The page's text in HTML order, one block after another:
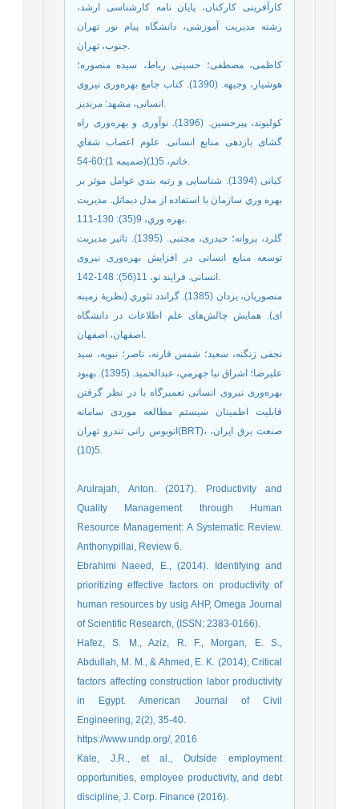
کارآفرینی کارکنان، پایان نامه کارشناسی ارشد،
رشته مدیریت آموزشی، دانشگاه پیام نور تهران
جنوب، تهران.
کاظمی، مصطفی؛ حسینی رباط، سیده منصوره؛
هوشیار، وجیهه. (1390). کتاب جامع بهره‌‌وری نیروی
انسانی، مشهد: مرندیز.
کولیوند، پیرحسین. (1396). نوآوری و بهره‌وری راه
گشای بازدهی منابع انسانی. علوم اعصاب شفاي
خاتم، 5(1)(ضميمه 1):60-54.
کیانی (1394). شناسایی و رتبه بندي عوامل موثر بر
بهره وري سازمان با استفاده از مدل دیماتل. مدیریت
بهره وري، 9(35): 130-111.
گلرد، پروانه؛ حیدری، مجتبی. (1395). تاثیر مدیریت
توسعه منابع انسانی در افزایش بهره‌وری نیروی
انسانی. فرایند نو، 11(56): 148-142.
منصوریان، یزدان (1385). گراندد تئوري (نظريۀ زمینه
ای). همایش چالش‌‌های علم اطلاعات در دانشگاه
اصفهان، اصفهان.
نجفی زنگنه، سعيد؛ شمس قارنه، ناصر؛ نبويه، سيد
عليرضا؛ اشراق نيا جهرمي، عبدالحميد. (1395). بهبود
بهره‌‌وری نیروی انسانی تعمیرگاه با در نظر گرفتن
قابلیت اطمینان سیستم مطالعه موردی سامانه
اتوبوس رانی تندرو تهران(BRT)، صنعت برق ايران،
5(10).
Arulrajah, Anton. (2017). Productivity and
Quality Management through Human
Resource Management: A Systematic Review.
Anthonypillai, Review 6.
Ebrahimi Naeed, E., (2014). Identifying and
prioritizing effective factors on productivity of
human resources by usig AHP, Omega Journal
of Scientific Research, (ISSN: 2383-0166).
Hafez, S. M., Aziz, R. F., Morgan, E. S.,
Abdullah, M. M., & Ahmed, E. K. (2014), Critical
factors affecting construction labor productivity
in Egypt. American Journal of Civil
Engineering, 2(2), 35-40.
https://www.undp.org/, 2016
Kale, J.R., et al., Outside employment
opportunities, employee productivity, and debt
discipline, J. Corp. Finance (2016).